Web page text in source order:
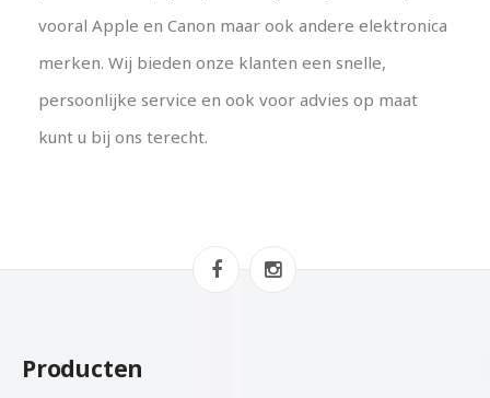
vooral Apple en Canon maar ook andere elektronica
merken. Wij bieden onze klanten een snelle,
persoonlijke service en ook voor advies op maat
kunt u bij ons terecht.
Producten